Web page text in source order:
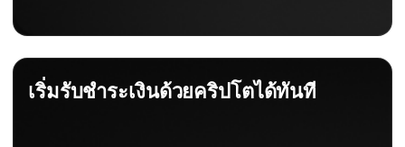
เริ่มรับชำระเงินด้วยคริปโตได้ทันที